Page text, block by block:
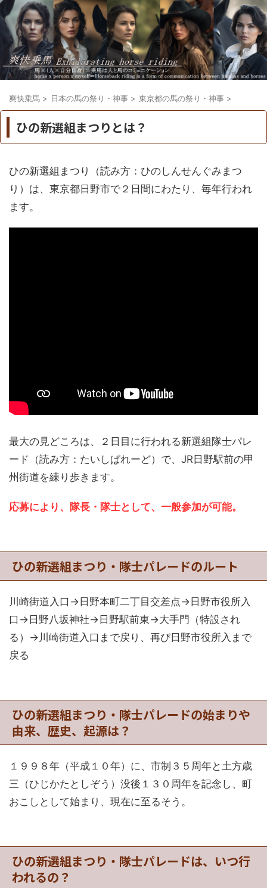
爽快乗馬 > 日本の馬の祭り・神事 > 東京都の馬の祭り・神事 >
ひの新選組まつりとは？
ひの新選組まつり（読み方：ひのしんせんぐみまつ
り）は、東京都日野市で２日間にわたり、毎年行われ
ます。
最大の見どころは、２日目に行われる新選組隊士パレ
ード（読み方：たいしぱれーど）で、JR日野駅前の甲
州街道を練り歩きます。
応募により、隊長・隊士として、一般参加が可能。
ひの新選組まつり・隊士パレードのルート
川崎街道入口→日野本町二丁目交差点→日野市役所入
口→日野八坂神社→日野駅前東→大手門（特設され
る）→川崎街道入口まで戻り、再び日野市役所入まで
戻る
ひの新選組まつり・隊士パレードの始まりや
由来、歴史、起源は？
１９９８年（平成１０年）に、市制３５周年と土方歳
三（ひじかたとしぞう）没後１３０周年を記念し、町
おこしとして始まり、現在に至るそう。
ひの新選組まつり・隊士パレードは、いつ行
われるの？